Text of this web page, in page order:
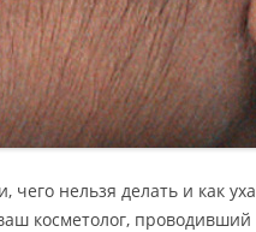
чего нельзя делать и как
косметолог, проводивший